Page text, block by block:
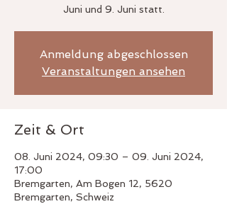
Juni und 9. Juni statt.
Anmeldung abgeschlossen
Veranstaltungen ansehen
Zeit & Ort
08. Juni 2024, 09:30 – 09. Juni 2024,
17:00
Bremgarten, Am Bogen 12, 5620
Bremgarten, Schweiz